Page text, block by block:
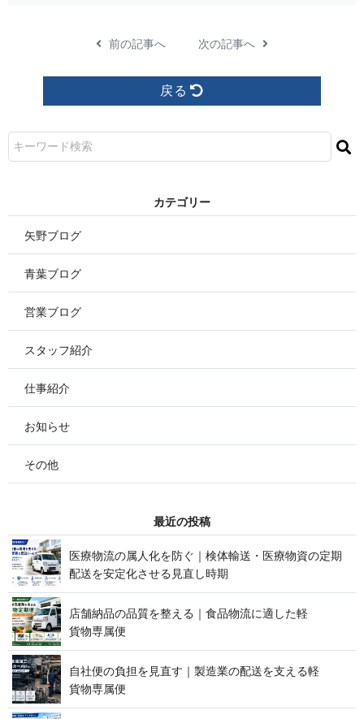
前の記事へ 次の記事へ
戻る
カ テ ゴ リ ー
矢野ブログ
青葉ブログ
営業ブログ
スタッフ紹介
仕事紹介
お知らせ
その他
最 近 の 投 稿
医療物流の属人化を防ぐ｜検体輸送・医療物資の定期
配送を安定化させる見 直 し 時 期
店舗納品の品質を整える｜食品物流に適した軽
貨 物 専 属 便
自社便の負担を見直す｜製造業の配送を支える軽
貨 物 専 属 便